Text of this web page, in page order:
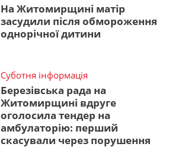
На Житомирщині матір
засудили після обмороження
однорічної дитини
Суботня інформація
Березівська рада на
Житомирщині вдруге
оголосила тендер на
амбулаторію: перший
скасували через порушення